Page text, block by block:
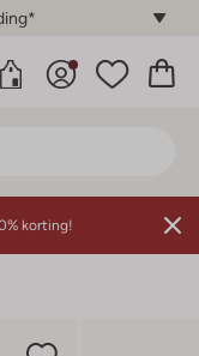
korting!